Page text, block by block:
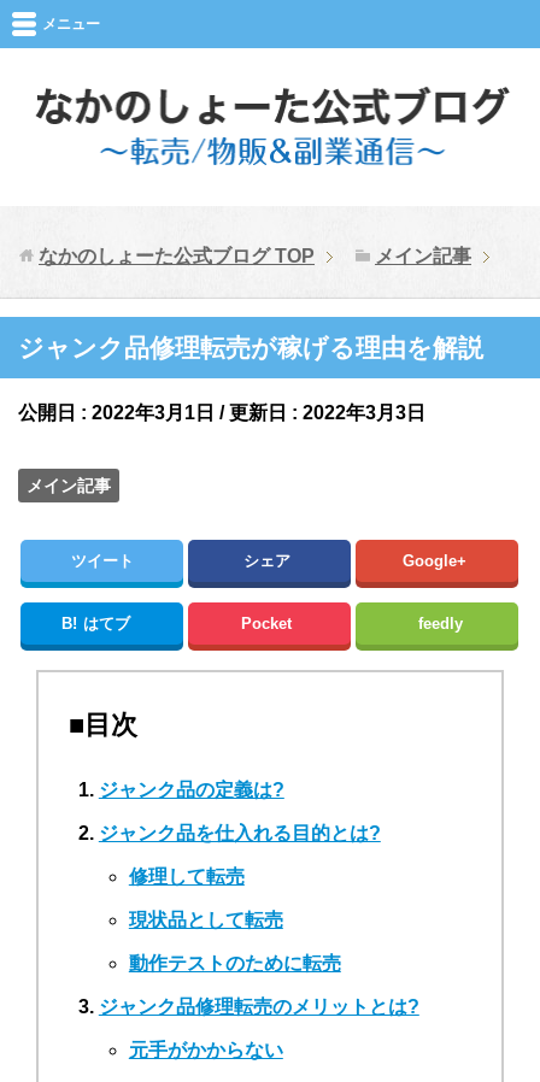
メニュー
なかのしょーた公式ブログTOP メイン記事
ジャンク品修理転売が稼げる理由を解説
公開日 : 2022年3月1日 / 更新日 : 2022年3月3日
メイン記事
ツイート シェア Google+
B! はてブ Pocket feedly
■目次
ジャンク品の定義は?
ジャンク品を仕入れる目的とは?
修理して転売
現状品として転売
動作テストのために転売
ジャンク品修理転売のメリットとは?
元手がかからない